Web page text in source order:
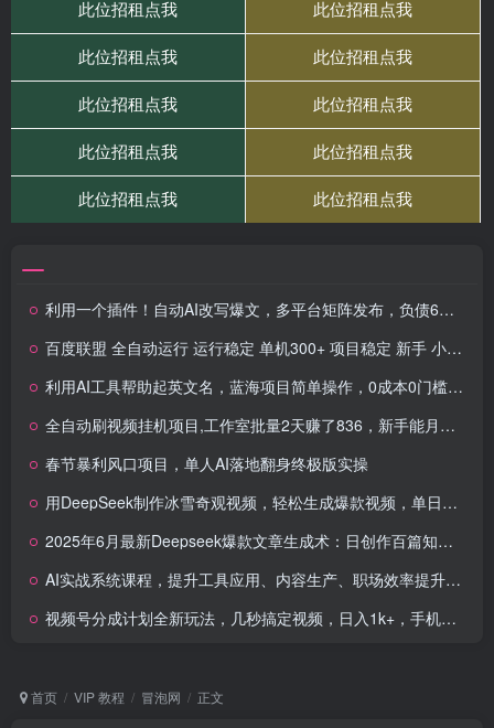
利用一个插件！自动AI改写爆文，多平台矩阵发布，负债6位数，就靠这项目翻身！
百度联盟 全自动运行 运行稳定 单机300+ 项目稳定 新手 小白可做
利用AI工具帮助起英文名，蓝海项目简单操作，0成本0门槛月收入万元
全自动刷视频挂机项目,工作室批量2天赚了836，新手能月入6000+（傻瓜化教程附工具）
春节暴利风口项目，单人AI落地翻身终极版实操
用DeepSeek制作冰雪奇观视频，轻松生成爆款视频，单日变现多张
2025年6月最新Deepseek爆款文章生成术：日创作百篇知乎长文，日均引流3000
AI实战系统课程，提升工具应用、内容生产、职场效率提升及创意表达等综合能力
视频号分成计划全新玩法，几秒搞定视频，日入1k+，手机操作
首页 VIP 教程 冒泡网 正文